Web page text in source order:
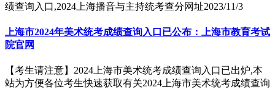
绩查询入口,2024上海播音与主持统考查分网址2023/11/3
上海市2024年美术统考成绩查询入口已公布：上海市教育考试
院官网
【考生请注意】2024上海市美术统考成绩查询入口已出炉,本
站为方便各位考生快速获取有关2024上海市美术统考成绩查询